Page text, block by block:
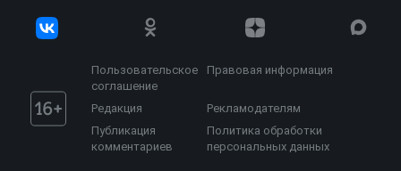
Пользовательское
соглашение
Правовая информация
Редакция
Рекламодателям
Публикация
комментариев
Политика обработки
персональных данных